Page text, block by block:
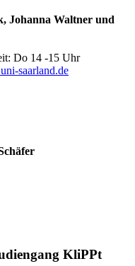
Johanna Waltner und
Do 14 -15 Uhr
saarland.de
KliPPt